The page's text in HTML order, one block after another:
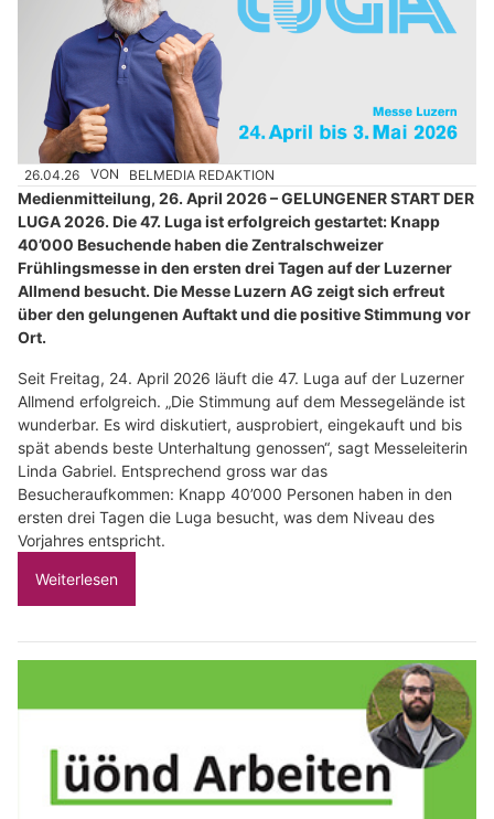
26.04.26 VON BELMEDIA REDAKTION
Medienmitteilung, 26. April 2026 – GELUNGENER START DER
LUGA 2026. Die 47. Luga ist erfolgreich gestartet: Knapp
40’000 Besuchende haben die Zentralschweizer
Frühlingsmesse in den ersten drei Tagen auf der Luzerner
Allmend besucht. Die Messe Luzern AG zeigt sich erfreut
über den gelungenen Auftakt und die positive Stimmung vor
Ort.
Seit Freitag, 24. April 2026 läuft die 47. Luga auf der Luzerner
Allmend erfolgreich. „Die Stimmung auf dem Messegelände ist
wunderbar. Es wird diskutiert, ausprobiert, eingekauft und bis
spät abends beste Unterhaltung genossen“, sagt Messeleiterin
Linda Gabriel. Entsprechend gross war das
Besucheraufkommen: Knapp 40’000 Personen haben in den
ersten drei Tagen die Luga besucht, was dem Niveau des
Vorjahres entspricht.
Weiterlesen